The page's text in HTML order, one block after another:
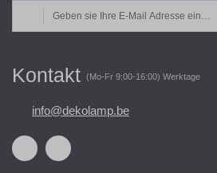
Kontakt (Mo-Fr 9:00-16:00) Werktage
info@dekolamp.be